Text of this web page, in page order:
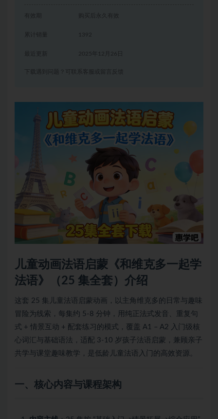
有效期 购买后永久有效
累计销量 1392
2025年12月26日
下载遇到问题？可联系客服或留言反馈
儿童动画法语启蒙《和维克多一起学
法语》（25 集全套）介绍
这套 25 集儿童法语启蒙动画，以主角维克多的日常与趣味
冒险为线索，每集约 5-8 分钟，用纯正法式发音、重复句
式 + 情景互动 + 配套练习的模式，覆盖 A1 – A2 入门级核
心词汇与基础语法，适配 3-10 岁孩子法语启蒙，兼顾亲子
共学与课堂趣味教学，是低龄儿童法语入门的高效资源。
一、核心内容与课程架构